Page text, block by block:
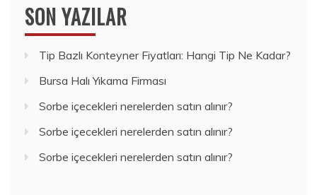
SON YAZILAR
Tip Bazlı Konteyner Fiyatları: Hangi Tip Ne Kadar?
Bursa Halı Yıkama Firması
Sorbe içecekleri nerelerden satın alınır?
Sorbe içecekleri nerelerden satın alınır?
Sorbe içecekleri nerelerden satın alınır?